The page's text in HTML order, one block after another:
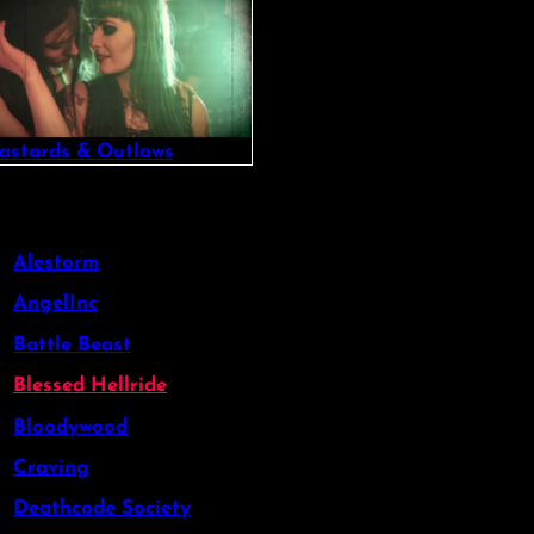
& Outlaws
Alestorm
AngelInc
Battle Beast
Blessed Hellride
Bloodywood
Craving
Deathcode Society